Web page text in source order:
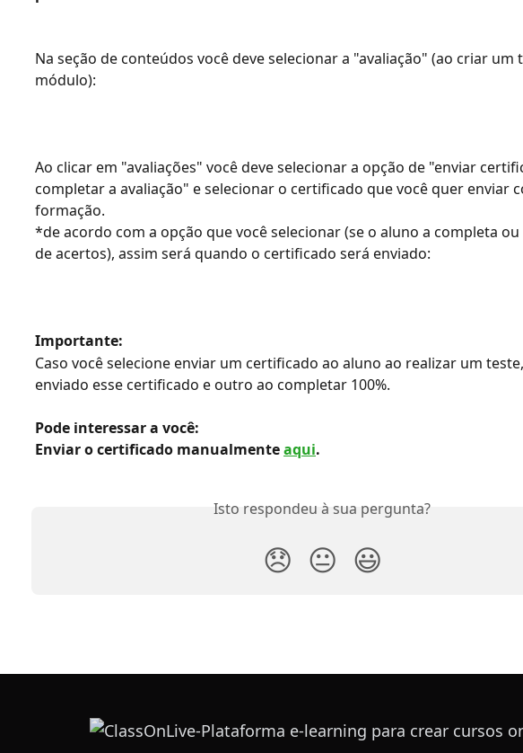
Na seção de conteúdos você deve selecionar a "avaliação" (ao criar um
módulo):
Ao clicar em "avaliações" você deve selecionar a opção de "enviar
completar a avaliação" e selecionar o certificado que você quer enviar
formação.
*de acordo com a opção que você selecionar (se o aluno a completa
de acertos), assim será quando o certificado será enviado:
Importante:
Caso você selecione enviar um certificado ao aluno ao realizar um
enviado esse certificado e outro ao completar 100%.
Pode interessar a você:
Enviar o certificado manualmente aqui.
Isto respondeu à sua pergunta?
😞 😐 😃